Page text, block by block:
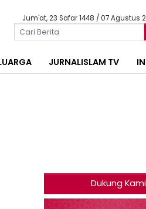
Jum'at, 23 Safar 1448 / 07 Agustus
JURNALISLAM TV
Dukung Kami